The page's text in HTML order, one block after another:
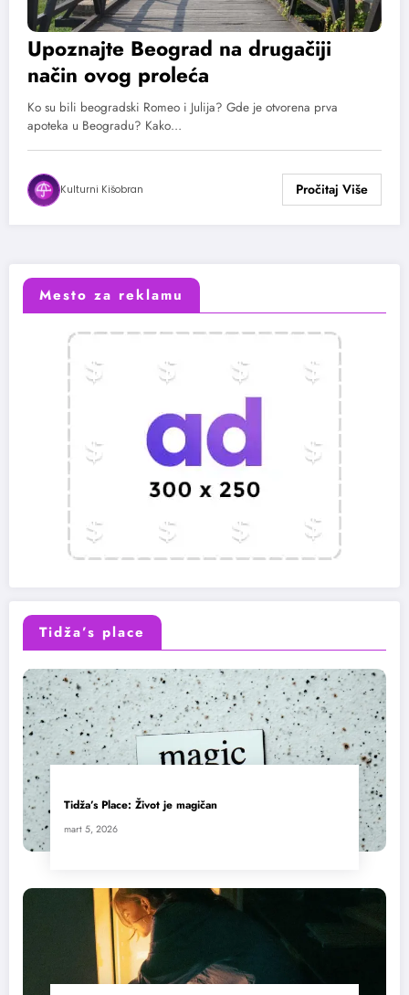
Upoznajte Beograd na drugačiji
način ovog proleća
Ko su bili beogradski Romeo i Julija? Gde je otvorena prva
apoteka u Beogradu? Kako…
Kulturni Kišobran
Mesto za reklamu
Tidža’s place
Tidža’s Place: Život je magičan
mart 5, 2026